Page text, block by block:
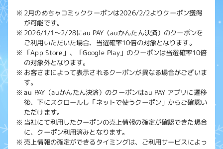
2月のめちゃコミッククーポンは2026/2/2よりクーポン獲得
が可能です。
2026/1/1～2/28にau PAY（auかんたん決済）のクーポンを
ご利用いただいた場合、当選確率10倍の対象となります。
「App Store」、「Google Play」のクーポンは当選確率10倍
の対象外となります。
お客さまによって表示されるクーポンが異なる場合がございま
す。
au PAY（auかんたん決済）のクーポンはau PAY アプリに遷移
後、下にスクロールし「ネットで使うクーポン」からご確認い
ただけます。
当社にて利用したクーポンの売上情報の確定が確認できた場合
に、クーポン利用済みとなります。
売上情報の確定ができるタイミングは、ご利用サービスによっ